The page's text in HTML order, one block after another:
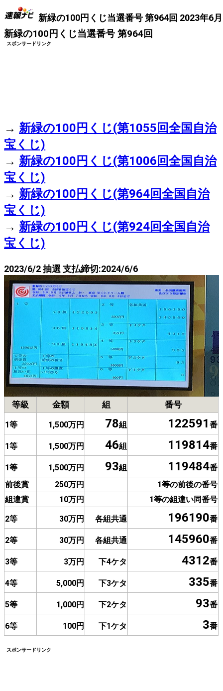
新緑の100円くじ当選番号 第964回 2023年6
新緑の100円くじ当選番号 第964回
スポンサードリンク
→ 新緑の100円くじ(第1055回全国自治
宝くじ)
→ 新緑の100円くじ(第1006回全国自治
宝くじ)
→ 新緑の100円くじ(第964回全国自治
宝くじ)
→ 新緑の100円くじ(第924回全国自治
宝くじ)
2023/6/2 抽選 支払締切:2024/6/6
等級 金額 組 番号
1等 1,500万円 78組 122591番
1等 1,500万円 46組 119814番
1等 1,500万円 93組 119484番
前後賞
250万円
1等の前後の番号
組違賞
10万円 1等の組違い同番号
2等 30万円 各組共通 196190番
2等 30万円 各組共通 145960番
3等 3万円 下4ケタ 4312番
4等 5,000円 下3ケタ 335番
5等 1,000円 下2ケタ 93番
6等 100円 下1ケタ 3番
スポンサードリンク